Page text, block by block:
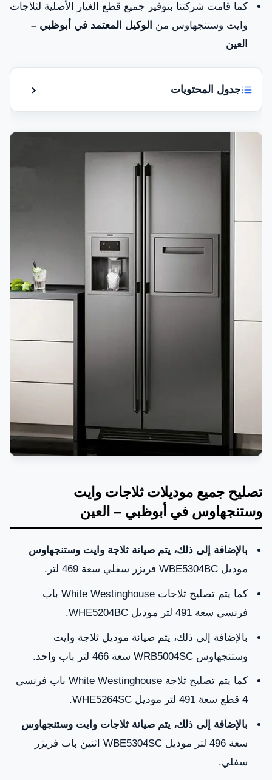
كما قامت شركتنا بتوفير جميع قطع الغيار الأصلية لثلاجات
وايت وستنجهاوس من
الوكيل المعتمد في أبوظبي –
العين
جدول المحتويات إظهار أو
هل يوجد لديك عطل في ثلاجة White
قطع الغيار الأصلية لثلاجات White Westinghouse
تصليح جميع موديلات ثلاجات وايت
وستنجهاوس في أبوظبي – العين
بالإضافة إلى ذلك، يتم صيانة ثلاجة وايت وستنجهاوس
موديل WBE5304BC فريزر سفلي سعة 469 لتر.
كما يتم تصليح ثلاجات White Westinghouse باب
فرنسي سعة 491 لتر موديل WHE5204BC.
بالإضافة إلى ذلك، يتم صيانة موديل ثلاجة وايت
وستنجهاوس WRB5004SC سعة 466 لتر باب واحد.
كما يتم تصليح ثلاجة White Westinghouse باب فرنسي
4 قطع سعة 491 لتر موديل WHE5264SC.
بالإضافة إلى ذلك، يتم صيانة ثلاجات وايت وستنجهاوس
سعة 496 لتر موديل WBE5304SC اثنين باب فريزر
سفلي.